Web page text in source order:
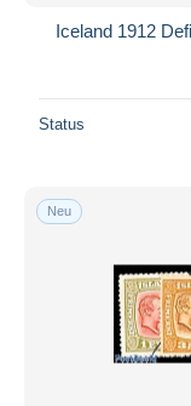
Iceland 1912
Status
Neu